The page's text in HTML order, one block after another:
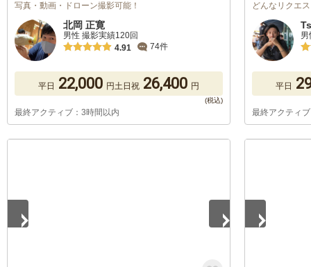
写真・動画・ドローン撮影可能！
北岡 正寛
男性 撮影実績120回
4.91
74件
平日 22,000 円土日祝 26,400 円
最終アクティブ：3時間以内
どんなリクエ
男
平日
最終アクティ